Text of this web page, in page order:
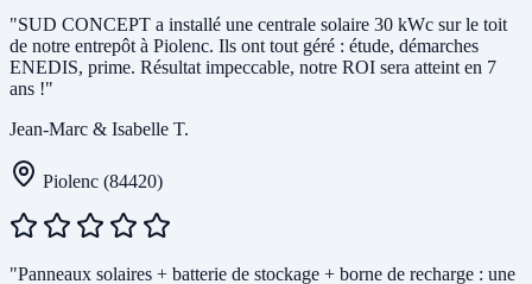
"SUD CONCEPT a installé une centrale solaire 30 kWc sur le toit
de notre entrepôt à Piolenc. Ils ont tout géré : étude, démarches
ENEDIS, prime. Résultat impeccable, notre ROI sera atteint en 7
ans !"
Jean-Marc & Isabelle T.
Piolenc (84420)
"Panneaux solaires + batterie de stockage + borne de recharge : une